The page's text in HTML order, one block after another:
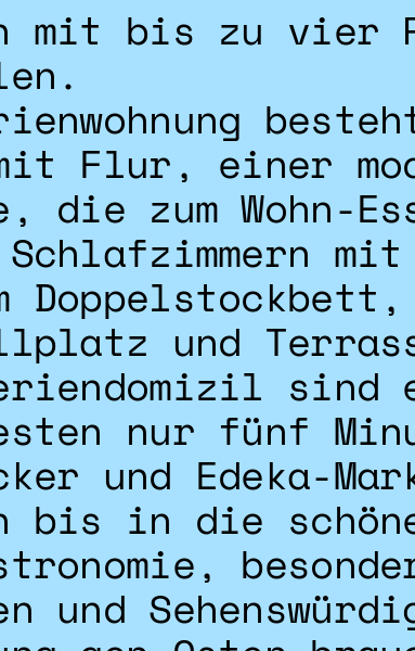
mit bis zu vier
Flur, einer
die zum Wohn-
Doppelstockbett,
und
nur fünf
und Edeka-
bis in die
und